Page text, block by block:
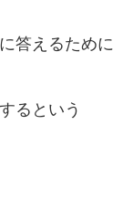
答えるために
るという